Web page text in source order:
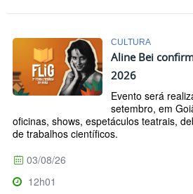
CULTURA
Aline Bei
2026
Evento será
setembro, em
oficinas, shows, espetáculos teatrais,
de trabalhos científicos.
03/08/26
12h01